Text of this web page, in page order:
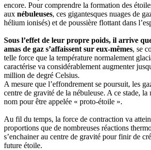
encore. Pour comprendre la formation des
aux nébuleuses, ces gigantesques nuages de
hélium ionisés) et de poussière flottant dans
Sous l’effet de leur propre poids, il arrive
amas de gaz s’affaissent sur eux-mêmes, se
telle force que la température normalement
caractérise va considérablement augmenter
million de degré Celsius.
A mesure que l’effondrement se poursuit, les
centre de gravité de la nébuleuse. A ce stade, la
nom pour être appelée « proto-étoile ».
Au fil du temps, la force de contraction va
proportions que de nombreuses réactions
s’enchainer au centre de gravité pour finir de
future étoile.